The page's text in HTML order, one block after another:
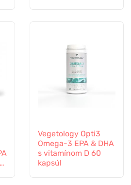
Vegetology Opti3
Omega-3 EPA & DHA
s vitamínom D 60
kapsúl